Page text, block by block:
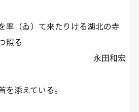
率（ゐ）て来たりける湖北の寺
照る
永田和宏
添えている。